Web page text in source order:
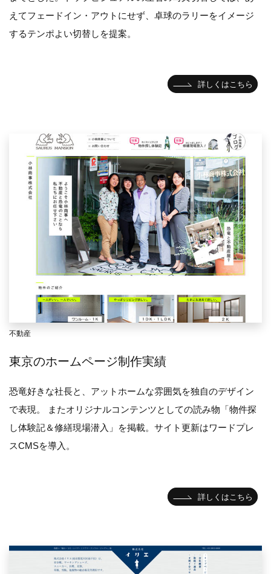
えてフェードイン・アウトにせず、卓球のラリーをイメージ
するテンポよい切替しを提案。
詳しくはこちら
不動産
東京のホームページ制作実績
恐竜好きな社長と、アットホームな雰囲気を独自のデザイン
で表現。 またオリジナルコンテンツとしての読み物「物件探
し体験記＆修繕現場潜入」を掲載。サイト更新はワードプレ
スCMSを導入。
詳しくはこちら